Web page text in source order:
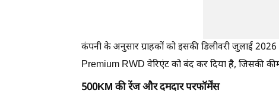
कंपनी के अनुसार ग्राहकों को इसकी डिलीवरी जुलाई
Premium RWD वेरिएंट को बंद कर दिया है, जिसकी
500KM की रेंज और दमदार परफॉर्मेंस